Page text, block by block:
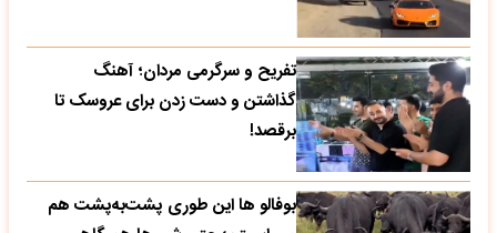
تفریح و سرگرمی مردان؛ آهنگ
گذاشتن و دست زدن برای عروسک تا
برقصد!
بوفالو ها این‌ طوری پشت‌به‌پشت هم